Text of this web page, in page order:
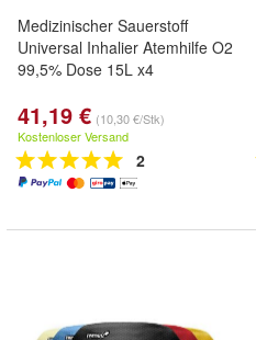
Medizinischer Sauerstoff
Universal Inhalier Atemhilfe O2
99,5% Dose 15L x4
41,19 € (10,30 €/Stk)
Kostenloser Versand
2